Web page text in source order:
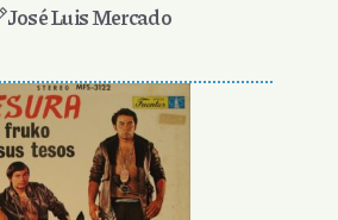
José Luis Mercado